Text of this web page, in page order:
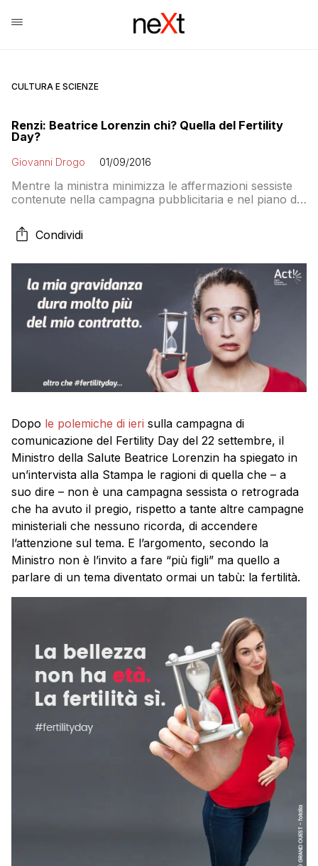
CULTURA E SCIENZE
Renzi: Beatrice Lorenzin chi? Quella del Fertility
Day?
Giovanni Drogo 01/09/2016
Mentre la ministra minimizza le affermazioni sessiste
contenute nella campagna pubblicitaria e nel piano di
cade dalle nuvole e dice che non ne sapeva nulla. Ma
nel comunicato del ministero di ieri si diceva…
Condividi
Dopo le polemiche di ieri sulla campagna di
comunicazione del Fertility Day del 22 settembre, il
Ministro della Salute Beatrice Lorenzin ha spiegato in
un’intervista alla Stampa le ragioni di quella che – a
suo dire – non è una campagna sessista o retrograda
che ha avuto il pregio, rispetto a tante altre campagne
ministeriali che nessuno ricorda, di accendere
l’attenzione sul tema. E l’argomento, secondo la
Ministro non è l’invito a fare “più figli” ma quello a
parlare di un tema diventato ormai un tabù: la fertilità.